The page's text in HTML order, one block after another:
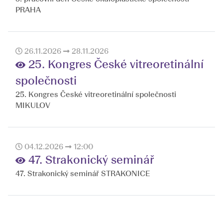
PRAHA
26.11.2026 28.11.2026
25. Kongres České vitreoretinální
společnosti
25. Kongres České vitreoretinální společnosti
MIKULOV
04.12.2026 12:00
47. Strakonický seminář
47. Strakonický seminář STRAKONICE